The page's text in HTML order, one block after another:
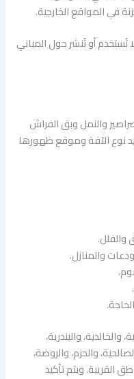
في المواقع الخارجية.
أو تُنشر حول المباني
والنمل وبق الفراش
نوع الآفة وموقع ظهورها
والفلل.
والمنازل.
والبندرية،
والحزم، والروضة،
القريبة. ويتم تأكيد